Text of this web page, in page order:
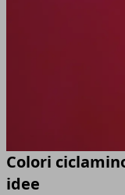
Colori
idee